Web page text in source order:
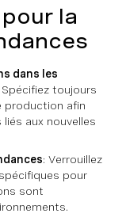
la
dans les
Spécifiez toujours
production afin
aux nouvelles
: Verrouillez
pour
sont